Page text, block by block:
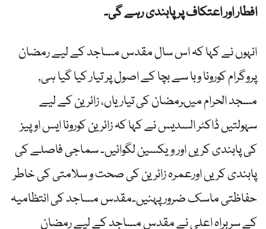
افطار اور اعتکاف پر پابندی رہے گی۔
انہوں نے کہا کہ اس سال مقدس مساجد کے لیے رمضان
پروگرام کورونا وبا سے بچا کے اصول پر تیار کیا گیا ہی,
مسجد الحرام میںرمضان کی تیاریاں، زائرین کے لیے
سہولتیں ڈاکٹر السدیس نے کہا کہ زائرین کورونا ایس او پیز
کی پابندی کریں اور ویکسین لگوائیں۔ سماجی فاصلے کی
پابندی کریں اورعمرہ زائرین کی صحت و سلامتی کی خاطر
حفاظتی ماسک ضرور پہنیں۔مقدس مساجد کی انتظامیہ
کے سربراہ اعلی نے مقدس مساجد کے لیے رمضان